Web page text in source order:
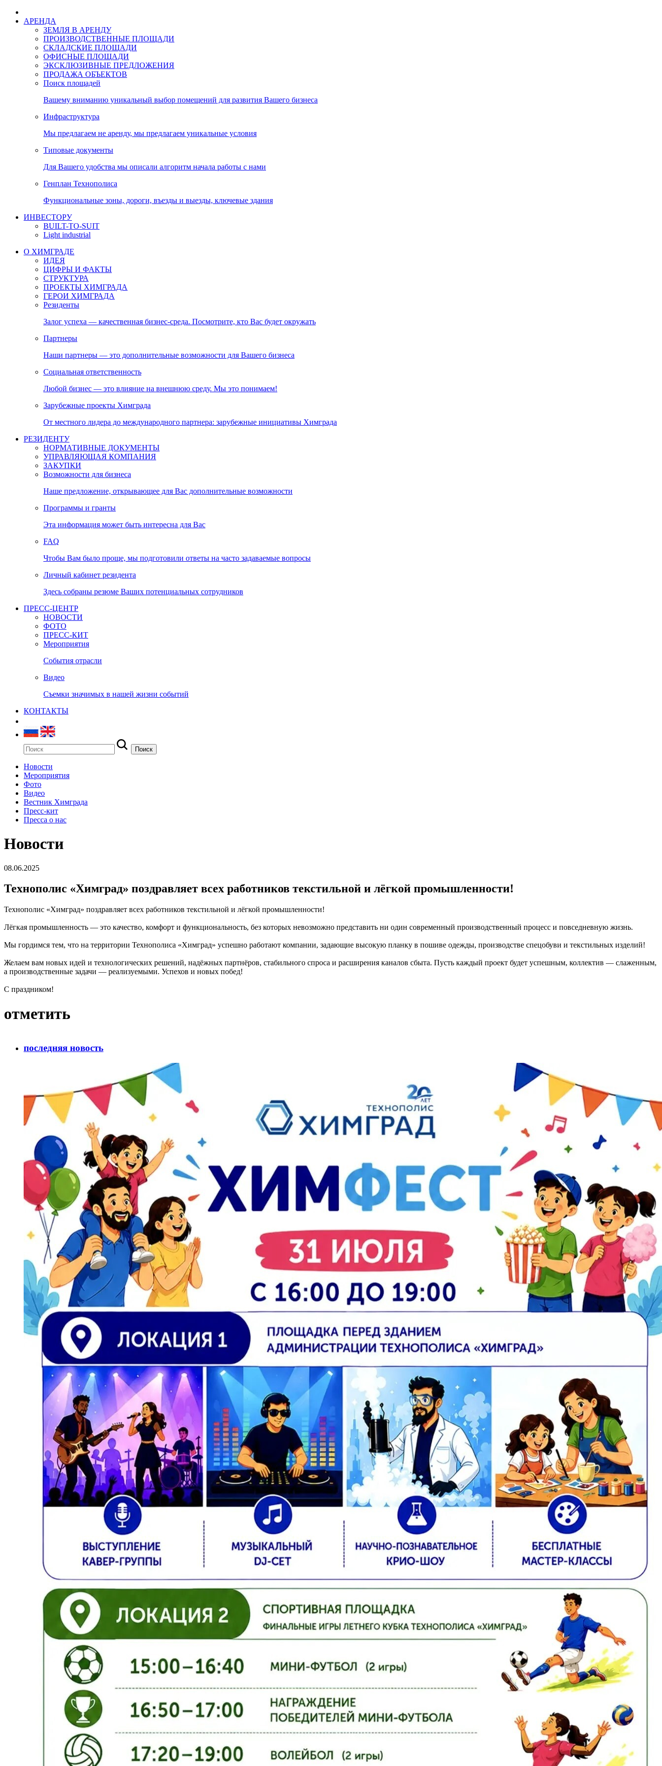
АРЕНДА
ЗЕМЛЯ В АРЕНДУ
ПРОИЗВОДСТВЕННЫЕ ПЛОЩАДИ
СКЛАДСКИЕ ПЛОЩАДИ
ОФИСНЫЕ ПЛОЩАДИ
ЭКСКЛЮЗИВНЫЕ ПРЕДЛОЖЕНИЯ
ПРОДАЖА ОБЪЕКТОВ
Поиск площадей
Вашему вниманию уникальный выбор помещений для развития Вашего бизнеса
Инфраструктура
Мы предлагаем не аренду, мы предлагаем уникальные условия
Типовые документы
Для Вашего удобства мы описали алгоритм начала работы с нами
Генплан Технополиса
Функциональные зоны, дороги, въезды и выезды, ключевые здания
ИНВЕСТОРУ
BUILT-TO-SUIT
Light industrial
О ХИМГРАДЕ
ИДЕЯ
ЦИФРЫ И ФАКТЫ
СТРУКТУРА
ПРОЕКТЫ ХИМГРАДА
ГЕРОИ ХИМГРАДА
Резиденты
Залог успеха — качественная бизнес-среда. Посмотрите, кто Вас будет окружать
Партнеры
Наши партнеры — это дополнительные возможности для Вашего бизнеса
Социальная ответственность
Любой бизнес — это влияние на внешнюю среду. Мы это понимаем!
Зарубежные проекты Химграда
От местного лидера до международного партнера: зарубежные инициативы Химграда
РЕЗИДЕНТУ
НОРМАТИВНЫЕ ДОКУМЕНТЫ
УПРАВЛЯЮЩАЯ КОМПАНИЯ
ЗАКУПКИ
Возможности для бизнеса
Наше предложение, открывающее для Вас дополнительные возможности
Программы и гранты
Эта информация может быть интересна для Вас
FAQ
Чтобы Вам было проще, мы подготовили ответы на часто задаваемые вопросы
Личный кабинет резидента
Здесь собраны резюме Ваших потенциальных сотрудников
ПРЕСС-ЦЕНТР
НОВОСТИ
ФОТО
ПРЕСС-КИТ
Мероприятия
События отрасли
Видео
Съемки значимых в нашей жизни событий
КОНТАКТЫ
Новости
Мероприятия
Фото
Видео
Вестник Химграда
Пресс-кит
Пресса о нас
Новости
08.06.2025
Технополис «Химград» поздравляет всех работников текстильной и лёгкой промышленности!
Технополис «Химград» поздравляет всех работников текстильной и лёгкой промышленности!
Лёгкая промышленность — это качество, комфорт и функциональность, без которых невозможно представить ни один современный производственный процесс и повседневную жизнь.
Мы гордимся тем, что на территории Технополиса «Химград» успешно работают компании, задающие высокую планку в пошиве одежды, производстве спецобуви и текстильных изделий!
Желаем вам новых идей и технологических решений, надёжных партнёров, стабильного спроса и расширения каналов сбыта. Пусть каждый проект будет успешным, коллектив — слаженным,
а производственные задачи — реализуемыми. Успехов и новых побед!
С праздником!
отметить
последняя новость